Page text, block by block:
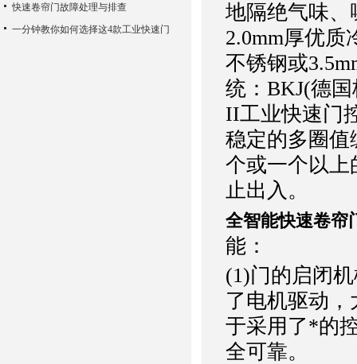
地隔绝气味、
2.0mm厚优质
不锈钢或
统：BKJ(德
II工业快速门
稳定的多圈值
个或一个以上
止出入。
全智能快速卷帘
能：
(1)门的启闭
了电机驱动
于采用了*的
全可靠。
快速卷帘门故障处理与排查
一分钟教你如何选择这4款工业快速门